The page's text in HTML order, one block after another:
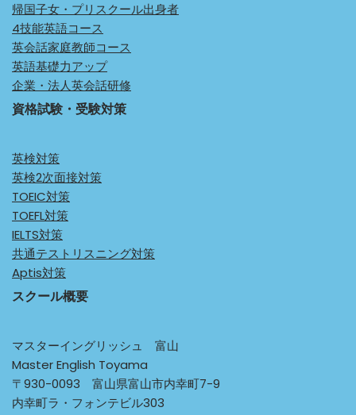
帰国子女・プリスクール出身者
4技能英語コース
英会話家庭教師コース
英語基礎力アップ
企業・法人英会話研修
資格試験・受験対策
英検対策
英検2次面接対策
TOEIC対策
TOEFL対策
IELTS対策
共通テストリスニング対策
Aptis対策
スクール概要
マスターイングリッシュ 富山
Master English Toyama
〒930-0093 富山県富山市内幸町7-9
内幸町ラ・フォンテビル303